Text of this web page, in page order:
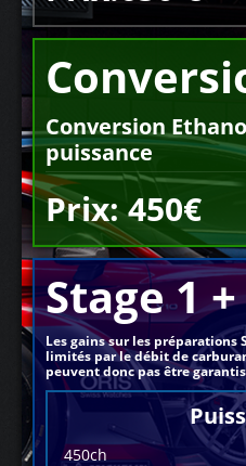
Conversion
puissance
Prix: 450€
Stage 1 +
Les gains sur les préparations
limités par le débit de
peuvent donc pas être garantis
450ch